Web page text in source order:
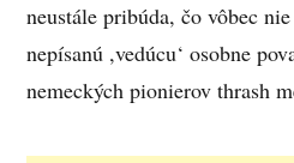
neustále pribúda, čo vôbec
nepísanú ,vedúcu‘ osobne
nemeckých pionierov thrash